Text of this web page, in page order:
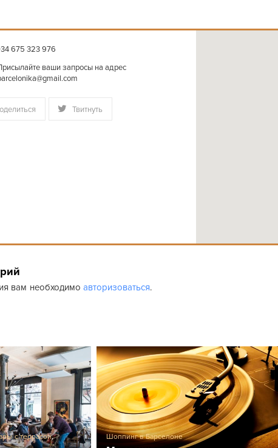
675 323 976
ваши запросы на адрес
Твитнуть
вам необходимо авторизоваться.
с террасой,
Шоппинг в Барселоне